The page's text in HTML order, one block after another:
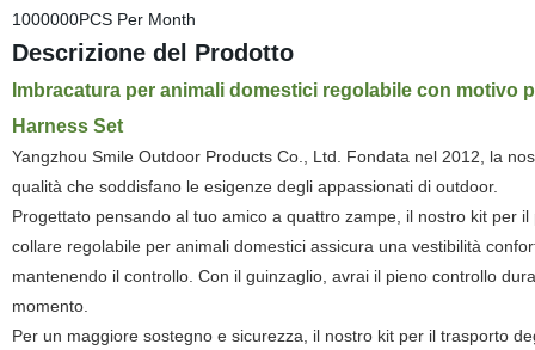
1000000PCS Per Month
Descrizione del Prodotto
Imbracatura per animali domestici regolabile con
Harness Set
Yangzhou Smile Outdoor Products Co., Ltd. Fondata nel 2012, la
qualità che soddisfano le esigenze degli appassionati di outdoor.
Progettato pensando al tuo amico a quattro zampe, il nostro kit per
collare regolabile per animali domestici assicura una vestibilità
mantenendo il controllo. Con il guinzaglio, avrai il pieno controllo
momento.
Per un maggiore sostegno e sicurezza, il nostro kit per il trasporto